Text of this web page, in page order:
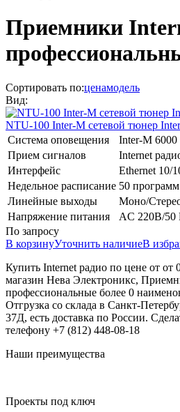
Приемники
Сортировать по:ценамодель
Вид:
NTU-100 Inter-M сетевой тюнер
Система оповещения
Inter-M 6000
Прием сигналов
Internet
Интерфейс
Ethernet 10/
Недельное расписание 50 программ
Линейные выходы
Моно/
Напряжение питания
AC 220В/50
По запросу
В корзинуУточнить наличиеВ
Купить Internet радио по цене от от
магазин Нева Электроникс,
профессиональные более 0
Отгрузка со склада в Санкт-
37Д, есть доставка по России.
телефону +7 (812) 448-08-18
Наши преимущества
Проекты под ключ